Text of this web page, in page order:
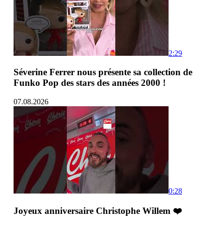
2:29
Séverine Ferrer nous présente sa collection de
Funko Pop des stars des années 2000 !
07.08.2026
0:28
Joyeux anniversaire Christophe Willem ❤️